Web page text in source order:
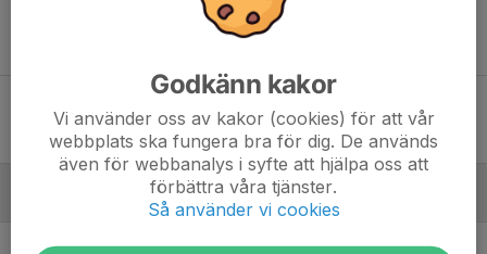
Apollon Solna FK - Norrtulls SK
10:30
Ängby IF Grönvit - Apollon Solna FK flickor 2015
Ängby IP 2
-
Lör 23
Stuvsta IF 2 - Apollon Solna FK flickor 2016
Godkänn kakor
Vi använder oss av kakor (cookies) för att vår
webbplats ska fungera bra för dig. De används
även för webbanalys i syfte att hjälpa oss att
förbättra våra tjänster.
Så använder vi cookies